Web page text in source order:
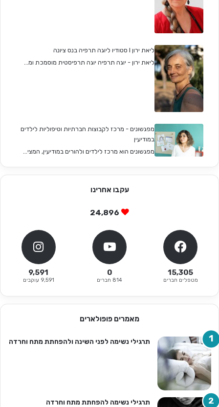
ליאת ירון I סטודיו ליוגה תרפיה בנס ציונה
ליאת ירון - יוגה תרפיה יוגה תרפיסטית מוסמכת ומ...
מפגשונים - מרכז לקבוצות חברתיות וטיפוליות לילדים
במודיעין
מפגשונים הוא מרכז לילדים ולהורים במודיעין, המצי...
עקבו אחרינו
24,896
15,305
מטפלים חברים
0
814 חברים
9,591
9,591 עוקבים
מאמרים פופולארים
תרגילי נשימה לפני השינה ולהפחתת מתח וחרדה
תרגילי נשימה להפחתת מתח וחרדה